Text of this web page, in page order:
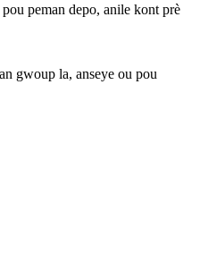
peman depo, anile kont prè
gwoup la, anseye ou pou